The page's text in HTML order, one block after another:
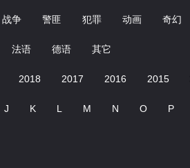
战争 警匪 犯罪 动画 奇幻
法语 德语 其它
2018 2017 2016 2015
J K L M N O P